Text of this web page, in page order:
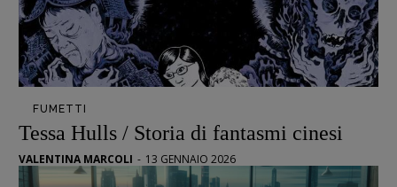
Recensioni
Primo Piano
Interviste
FUMETTI
Tessa Hulls / Storia di fantasmi cinesi
VALENTINA MARCOLI - 13 GENNAIO 2026